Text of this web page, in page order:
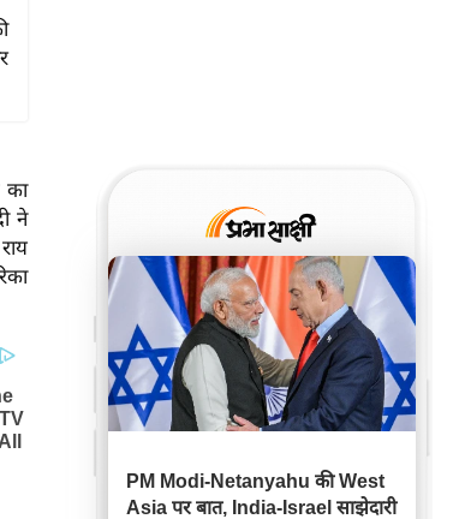
का
ने
PM Modi-Netanyahu की West
Asia पर बात, India-Israel साझेदारी